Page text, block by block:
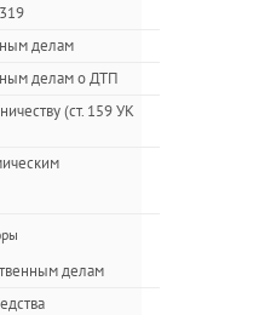
делам
делам о ДТП
(ст. 159 УК
делам